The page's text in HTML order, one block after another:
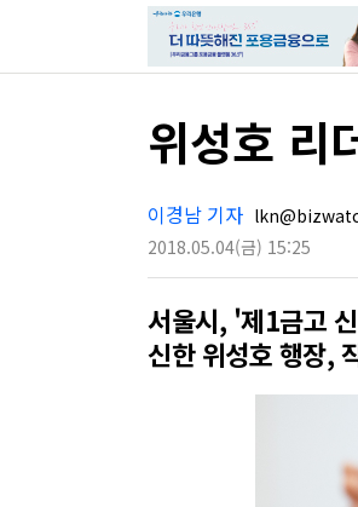
위성호 리
이경남 기자
2018.05.04(금) 15:25
서울시, '제1금고
신한 위성호 행장,